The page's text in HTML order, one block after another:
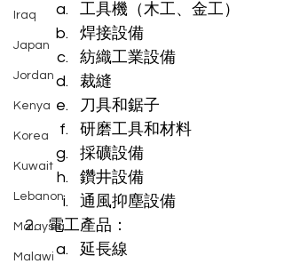
Iraq
Japan
Jordan
Kenya
Korea
Kuwait
Lebanon
Malaysia
Malawi
工具機（木工、金工）
焊接設備
紡織工業設備
裁縫
刀具和鋸子
研磨工具和材料
採礦設備
鑽井設備
通風抑塵設備
電工產品：
延長線